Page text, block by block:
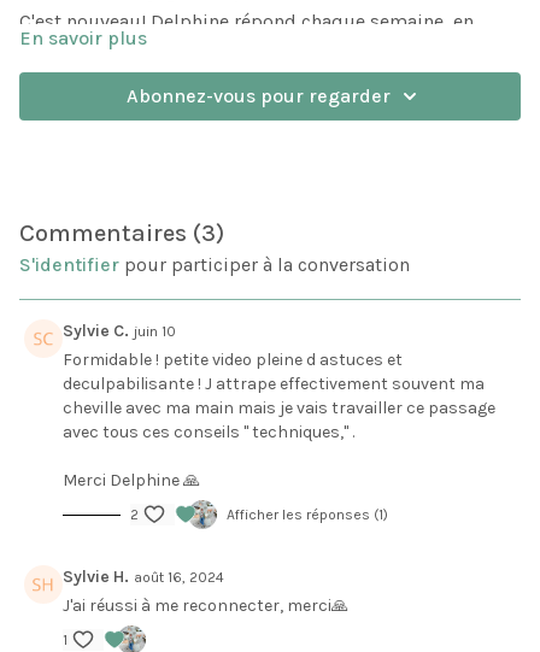
C'est nouveau! Delphine répond chaque semaine, en
vidéo, à une question d'un abonné.
Cette semaine Odile se demande comment faire pour
amener le pied entre les mains depuis adho-muka, la
posture du chien la tête en bas.
On vous explique ici plusieurs façons de mettre toutes
les chances de votre coté pour que votre pied arrive
On espère que cela vous aidera!
Vous pouvez poser toutes vos questions Yoga en
commentaire de cette vidéo!
En savoir plus
Abonnez-vous pour regarder
Commentaires (3)
S'identifier pour participer à la conversation
Sylvie C. juin 10
Formidable ! petite video pleine d astuces et
deculpabilisante ! J attrape effectivement souvent ma
cheville avec ma main mais je vais travailler ce passage
avec tous ces conseils " techniques," .
Merci Delphine 🙏
2 Afficher les réponses (1)
Sylvie H. août 16, 2024
J'ai réussi à me reconnecter, merci🙏
1